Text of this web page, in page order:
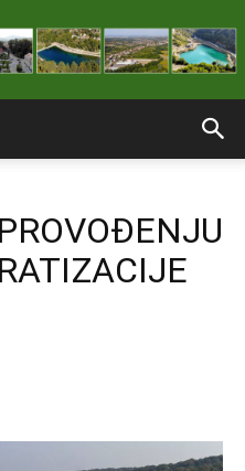
stranice